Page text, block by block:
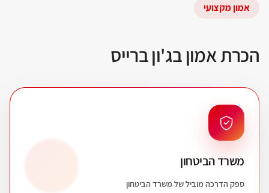
אמון מקצועי
הכרת אמון בג'ון ברייס
משרד הביטחון
ספק הדרכה מוביל של משרד הביטחון